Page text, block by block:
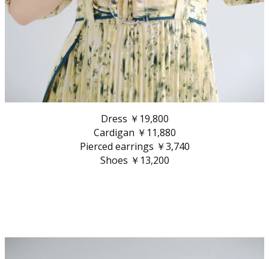
Dress ￥19,800
Cardigan ￥11,880
Pierced earrings ￥3,740
Shoes ￥13,200